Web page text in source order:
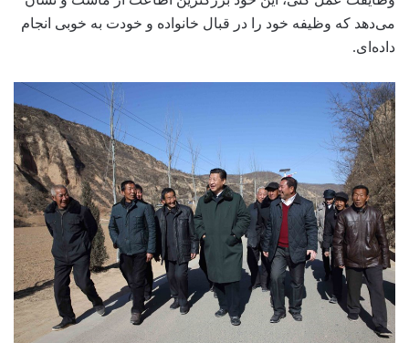
مادر شی جین پینگ در پنج- شش سالگی او داستان قهرمان یو فی
درباره وفاداریش به کشور را تعریف کرد و از آن به بعد شی جین
پینگ همواره این داستان را در ذهن خود سپرد و وفاداری برای
کشور را هدف زندگیش قرار داد.
مادر شی جین پینگ همیشه از او خواسته تا نسبت به کشور و
مردم متعهد باشد. او به شی جین پینگ گفت، وقتی به خوبی به
وظایفت عمل کنی، این خود بزرگترین اطاعت از ماست و نشان
می‌دهد که وظیفه خود را در قبال خانواده و خودت به خوبی انجام
داده‌ای.